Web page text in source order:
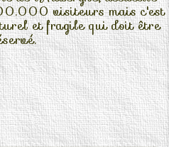
visiteurs mais c'est
et fragile qui doit être